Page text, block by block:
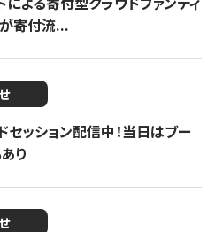
寄付流...
ッション配信中！当日はブー
り